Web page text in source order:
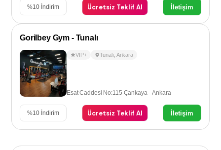
%10 İndirim Ücretsiz Teklif Al İletişim
Gorilbey Gym - Tunalı
VIP+ Tunalı Ankara
Esat Caddesi No:115 Çankaya - Ankara
%10 İndirim Ücretsiz Teklif Al İletişim